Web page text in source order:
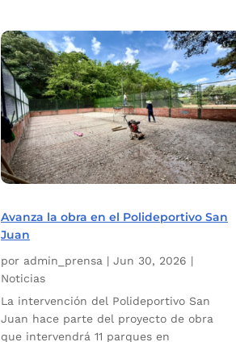
Avanza la obra en el Polideportivo San
Juan
por admin_prensa | Jun 30, 2026 |
Noticias
La intervención del Polideportivo San
Juan hace parte del proyecto de obra
que intervendrá 11 parques en